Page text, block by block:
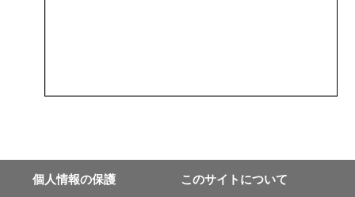
個⼈情報の保護
このサイトについて